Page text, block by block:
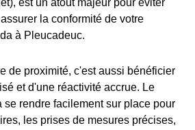
est un atout majeur pour éviter
la conformité de votre
à Pleucadeuc.
de proximité, c'est aussi bénéficier
et d'une réactivité accrue. Le
se rendre facilement sur place pour
les prises de mesures précises,